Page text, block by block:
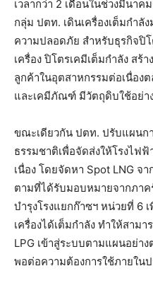
เวลากว่า 2 เดือนในช่วงมีนา
กลุ่ม ปตท. เดินเครื่องเต็มกำลั
ความปลอดภัย สำหรับธุรกิจปิ
เครื่อง ปิโตรเคมีเต็มกำลัง สร้
ลูกค้าในอุตสาหกรรมต่อเนื่อง
และเคมีภัณฑ์ มีวัตถุดิบใช้อย่า
ขณะเดียวกัน ปตท. ปรับแผนก
ธรรมชาติเพื่อจัดส่งให้โรงไฟ
เนื่อง โดยจัดหา Spot LNG จ
ตามที่ได้รับมอบหมายจากภา
บำรุงโรงแยกก๊าซฯ หน่วยที่ 6
เครื่องได้เต็มกำลัง ทำให้สาม
LPG เข้าสู่ระบบตามแผนอย่าง
พอต่อความต้องการใช้ภายใน